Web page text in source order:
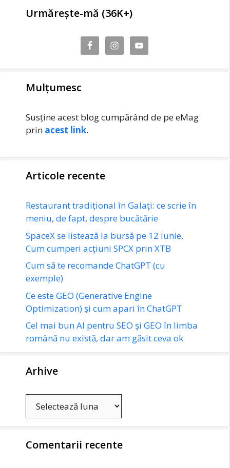
Urmărește-mă (36K+)
Mulțumesc
Susține acest blog cumpărând de pe eMag
prin acest link.
Articole recente
Restaurant tradițional în Galați: ce scrie în
meniu, de fapt, despre bucătărie
SpaceX se listează la bursă pe 12 iunie.
Cum cumperi acțiuni SPCX prin XTB
Cum să te recomande ChatGPT (cu
exemple)
Ce este GEO (Generative Engine
Optimization) și cum apari în ChatGPT
Cel mai bun AI pentru SEO și GEO în limba
română nu există, dar am găsit ceva ok
Arhive
Comentarii recente